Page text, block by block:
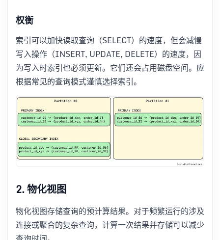
权衡
索引可以加快读取查询（SELECT）的速度，但会减慢
写入操作（INSERT, UPDATE, DELETE）的速度，因
为写入时索引也必须更新。它们还会占用磁盘空间。应
根据常见的查询模式谨慎选择索引。
2. 物化视图
物化视图存储查询的预计算结果。对于频繁运行的涉及
连接或聚合的复杂查询，计算一次结果并存储可以减少